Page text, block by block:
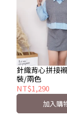
針織背心拼接
裝/兩色
NT$1,290
加入購